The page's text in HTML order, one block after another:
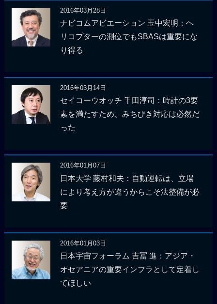
2016年03月28日
ナビコムアビエーション 玉中宏明：ヘ
リコプターの測位でもSBASは重要にな
り得る
2016年03月14日
セイコーウオッチ 千田淳司：時計の3要
素を満たすため、みちびき対応は必然だ
った
2016年01月07日
日本大学 藤村和夫：自動運転は、立場
により考え方が違うからこそ法整備が必
要
2016年01月03日
日本宇宙フォーラム 吉冨 進：アジア・
オセアニアの重要インフラとして定着し
てほしい